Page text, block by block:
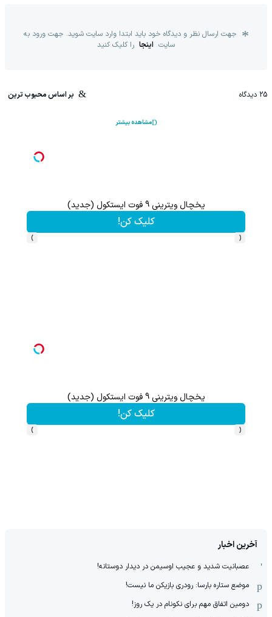
جهت ارسال نظر و دیدگاه خود باید ابتدا وارد سایت شوید. جهت ورود به
سایت اینجا را کلیک کنید
25 دیدگاه بر اساس محبوب ترین
مشاهده بیشتر
یخچال ویترینی 9 فوت ایستکول (جدید)
کلیک کن!
‹
›
یخچال ویترینی 9 فوت ایستکول (جدید)
کلیک کن!
‹
›
آخرین اخبار
عصبانیت شدید و عجیب اوسیمن در دیدار دوستانه!
موضع ستاره بارسا: رودری بازیکن ما نیست!
دومین اتفاق مهم برای نکونام در یک روز!